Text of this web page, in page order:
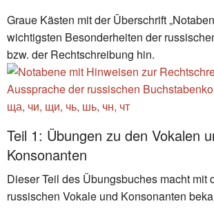
Graue Kästen mit der Überschrift
wichtigsten Besonderheiten der
bzw. der Rechtschreibung hin.
Teil 1: Übungen zu den Vokalen
Konsonanten
Dieser Teil des Übungsbuches macht mit
russischen Vokale und Konsonanten